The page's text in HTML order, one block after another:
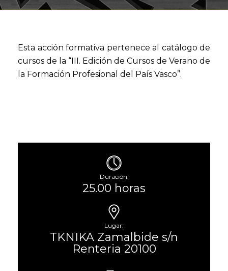
Esta acción formativa pertenece al catálogo de
cursos de la “III. Edición de Cursos de Verano de
la Formación Profesional del País Vasco”.
Duración:
25.00 horas
Lugar:
TKNIKA Zamalbide s/n
Renteria 20100